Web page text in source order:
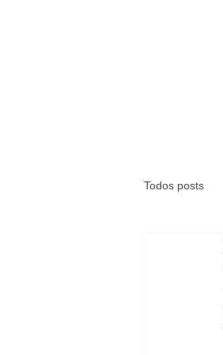
Todos posts